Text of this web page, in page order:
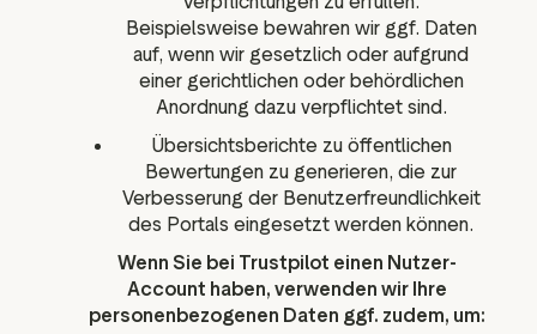
Beispielsweise bewahren wir ggf. Daten
auf, wenn wir gesetzlich oder aufgrund
einer gerichtlichen oder behördlichen
Anordnung dazu verpflichtet sind.
Übersichtsberichte zu öffentlichen
Bewertungen zu generieren, die zur
Verbesserung der Benutzerfreundlichkeit
des Portals eingesetzt werden können.
Wenn Sie bei Trustpilot einen Nutzer-
Account haben, verwenden wir Ihre
personenbezogenen Daten ggf. zudem, um: